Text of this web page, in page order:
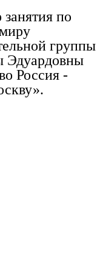
по
группы
Эдуардовны
Россия -